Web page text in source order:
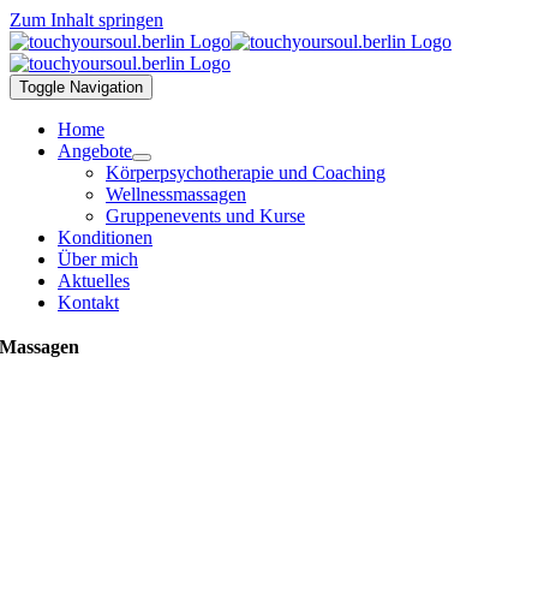
Zum Inhalt springen
Toggle Navigation
Home
Angebote
Körperpsychotherapie und Coaching
Wellnessmassagen
Gruppenevents und Kurse
Konditionen
Über mich
Aktuelles
Kontakt
Massagen